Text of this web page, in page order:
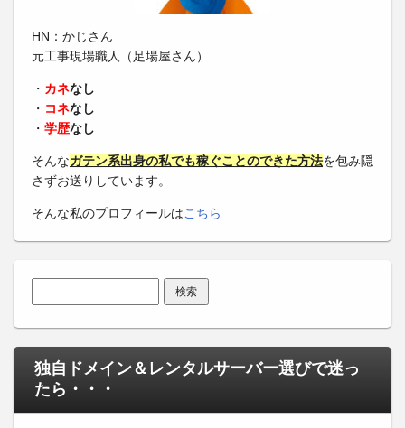
HN：かじさん
元工事現場職人（足場屋さん）
・ カネなし
・ コネなし
・ 学歴なし
そんなガテン系出身の私でも稼ぐことのできた方法を包み隠
さずお送りしています。
そんな私のプロフィールはこちら
独自ドメイン＆レンタルサーバー選びで迷っ
たら・・・